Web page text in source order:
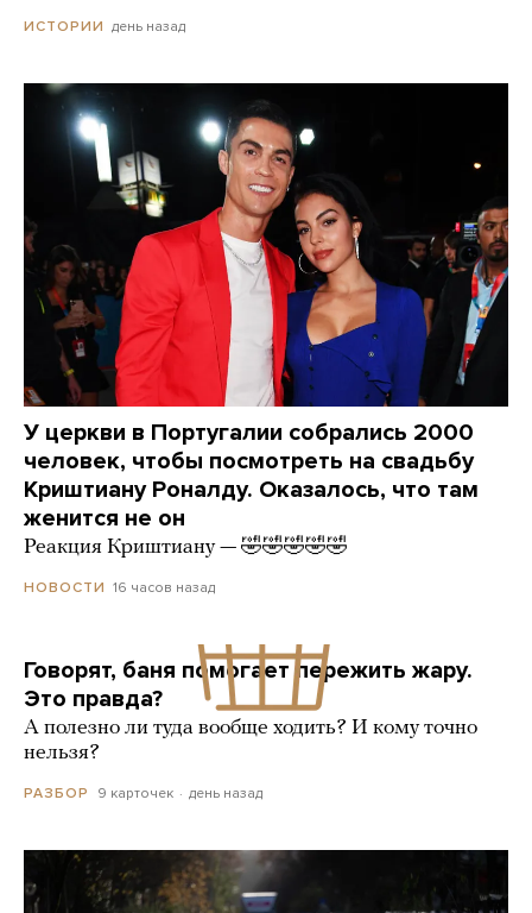
ИСТОРИИ день назад
У церкви в Португалии собрались 2000
человек, чтобы посмотреть на свадьбу
Криштиану Роналду. Оказалось, что там
женится не он
Реакция Криштиану — 🤣🤣🤣🤣🤣
НОВОСТИ 16 часов назад
Говорят, баня помогает пережить жару.
Это правда?
А полезно ли туда вообще ходить? И кому точно
нельзя?
РАЗБОР 9 карточек день назад